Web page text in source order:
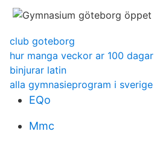
club goteborg
hur manga veckor ar 100 dagar
binjurar latin
alla gymnasieprogram i sverige
EQo
Mmc